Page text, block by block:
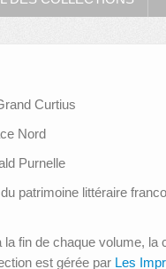
Curtius
Nord
Purnelle
patrimoine littéraire
fin de chaque volume,
est gérée par Les